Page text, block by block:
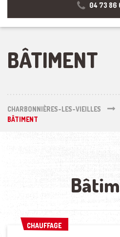
04 73 86
BÂTIMENT
CHARBONNIÈRES-LES-VIEILLES
BÂTIMENT
CHAUFFAGE
CHAUFFAGE